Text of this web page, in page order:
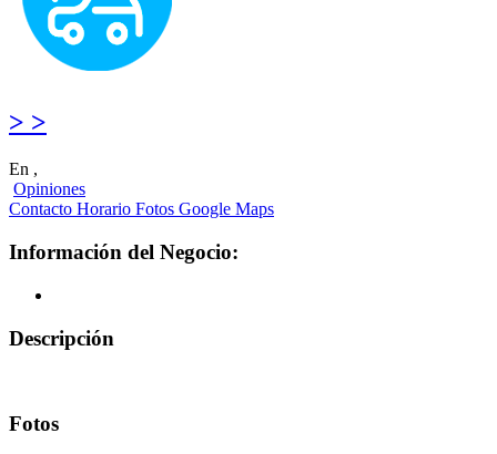
> >
En ,
Opiniones
Contacto Horario Fotos Google Maps
Información del Negocio:
Descripción
Fotos